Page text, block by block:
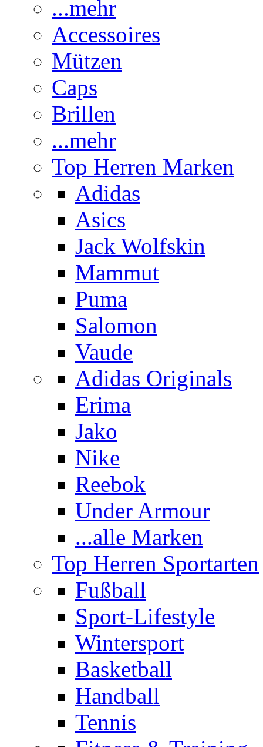
...mehr
Accessoires
Mützen
Caps
Brillen
...mehr
Top Herren Marken
Adidas
Asics
Jack Wolfskin
Mammut
Puma
Salomon
Vaude
Adidas Originals
Erima
Jako
Nike
Reebok
Under Armour
...alle Marken
Top Herren Sportarten
Fußball
Sport-Lifestyle
Wintersport
Basketball
Handball
Tennis